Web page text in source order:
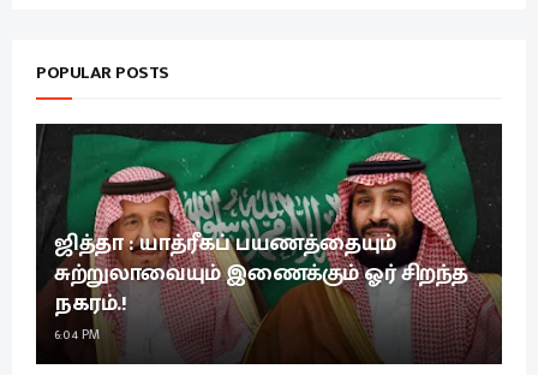
POPULAR POSTS
ஜித்தா : யாத்ரீகப் பயணத்தையும்
சுற்றுலாவையும் இணைக்கும் ஓர் சிறந்த
நகரம்.!
6:04 PM